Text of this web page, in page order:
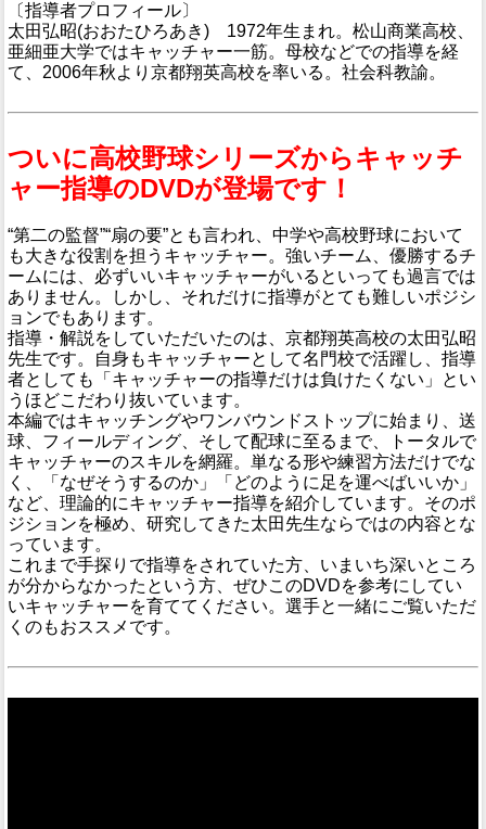
〔指導者プロフィール〕
太田弘昭(おおたひろあき) 1972年生まれ。松山商業高校、
亜細亜大学ではキャッチャー一筋。母校などでの指導を経
て、2006年秋より京都翔英高校を率いる。社会科教諭。
ついに高校野球シリーズからキャッチ
ャー指導のDVDが登場です！
“第二の監督”“扇の要”とも言われ、中学や高校野球において
も大きな役割を担うキャッチャー。強いチーム、優勝するチ
ームには、必ずいいキャッチャーがいるといっても過言では
ありません。しかし、それだけに指導がとても難しいポジシ
ョンでもあります。
指導・解説をしていただいたのは、京都翔英高校の太田弘昭
先生です。自身もキャッチャーとして名門校で活躍し、指導
者としても「キャッチャーの指導だけは負けたくない」とい
うほどこだわり抜いています。
本編ではキャッチングやワンバウンドストップに始まり、送
球、フィールディング、そして配球に至るまで、トータルで
キャッチャーのスキルを網羅。単なる形や練習方法だけでな
く、「なぜそうするのか」「どのように足を運べばいいか」
など、理論的にキャッチャー指導を紹介しています。そのポ
ジションを極め、研究してきた太田先生ならではの内容とな
っています。
これまで手探りで指導をされていた方、いまいち深いところ
が分からなかったという方、ぜひこのDVDを参考にしてい
いキャッチャーを育ててください。選手と一緒にご覧いただ
くのもおススメです。